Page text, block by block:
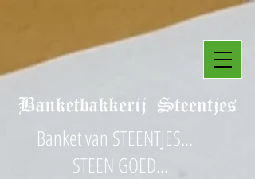
Banket van STEENTJES...
STEEN GOED...